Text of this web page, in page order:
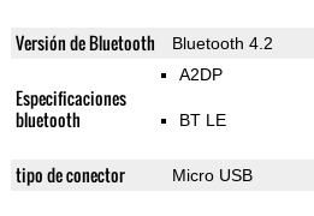
Versión de Bluetooth Bluetooth 4.2
Especificaciones
bluetooth
A2DP
BT LE
tipo de conector Micro USB